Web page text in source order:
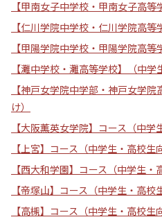
【甲南女子中学校・甲南女子高等
【仁川学院中学校・仁川学院高等
【甲陽学院中学校・甲陽学院高等
【灘中学校・灘高等学校】（中学
【神戸女学院中学部・神戸女学
け）
【大阪薫英女学院】コース（中学
【上宮】コース（中学生・高校生
【西大和学園】コース（中学生・
【帝塚山】コース（中学生・高校
【高槻】コース（中学生・高校生